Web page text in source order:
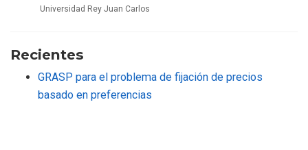
Universidad Rey Juan Carlos
Recientes
GRASP para el problema de fijación de precios
basado en preferencias